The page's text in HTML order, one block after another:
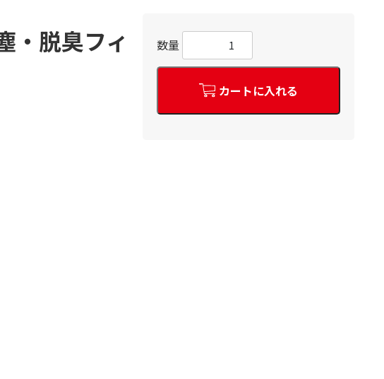
・脱臭フィ
数量
カートに入れる